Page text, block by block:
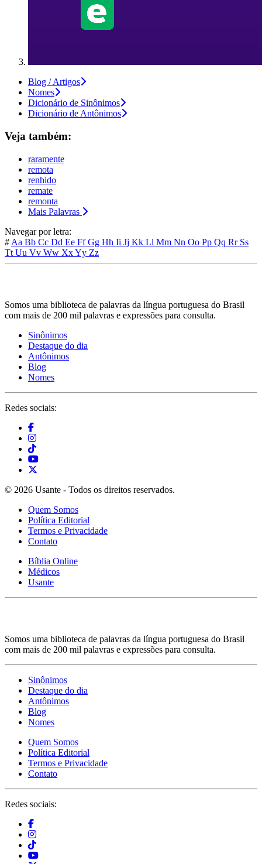
Blog / Artigos
Nomes
Dicionário de Sinônimos
Dicionário de Antônimos
Veja também:
raramente
remota
renhido
remate
remonta
Mais Palavras
Navegar por letra:
# Aa Bb Cc Dd Ee FfGg Hh Ii Jj Kk Ll Mm Nn Oo Pp Qq Rr Ss
Tt Uu Vv Ww XxYy Zz
Somos uma biblioteca de palavras da língua portuguesa do Brasil
com mais de 200 mil palavras e expressões para consulta.
Sinônimos
Destaque do dia
Antônimos
Blog
Nomes
Redes sociais:
© 2026 Usante - Todos os direitos reservados.
Quem Somos
Política Editorial
Termos e Privacidade
Contato
Bíblia Online
Médicos
Usante
Somos uma biblioteca de palavras da língua portuguesa do Brasil
com mais de 200 mil palavras e expressões para consulta.
Sinônimos
Destaque do dia
Antônimos
Blog
Nomes
Quem Somos
Política Editorial
Termos e Privacidade
Contato
Redes sociais: